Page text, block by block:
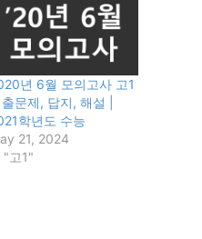
년 6월 모의고사 고1
문제, 답지, 해설 |
학년도 수능
21, 2024
"고1"